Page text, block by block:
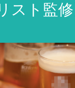
スト監